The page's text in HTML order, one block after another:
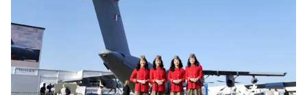
Chất lượng cuộc sống
Học trực tuyến
Công nghệ
Hitech Công nghệ tương lai
Sản phẩm
Giao lưu trực tuyến